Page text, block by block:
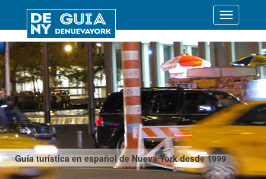
Guía turística en español de Nueva York desde 1999
Desplegar